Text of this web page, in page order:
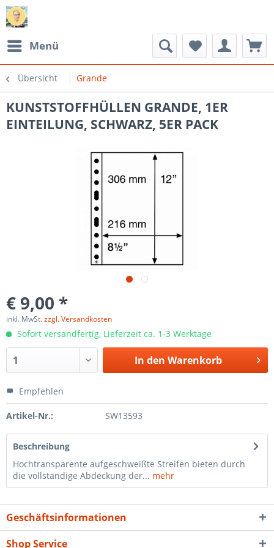
Menü
Übersicht Grande
KUNSTSTOFFHÜLLEN GRANDE, 1ER
EINTEILUNG, SCHWARZ, 5ER PACK
€ 9,00 *
inkl. MwSt.zzgl. Versandkosten
Sofort versandfertig, Lieferzeit ca. 1-3 Werktage
In den Warenkorb
Empfehlen
Artikel-Nr.: SW13593
Beschreibung
Hochtransparente aufgeschweißte Streifen bieten durch
die vollständige Abdeckung der... mehr
Geschäftsinformationen
Shop Service